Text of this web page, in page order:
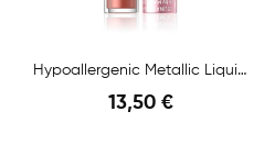
Hypoallergenic Metallic Liquid Lipstick N.02...
13,50 €